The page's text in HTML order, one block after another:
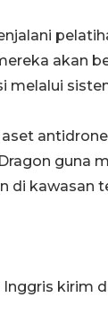
akan
melalui
guna
di kawasan
kirim